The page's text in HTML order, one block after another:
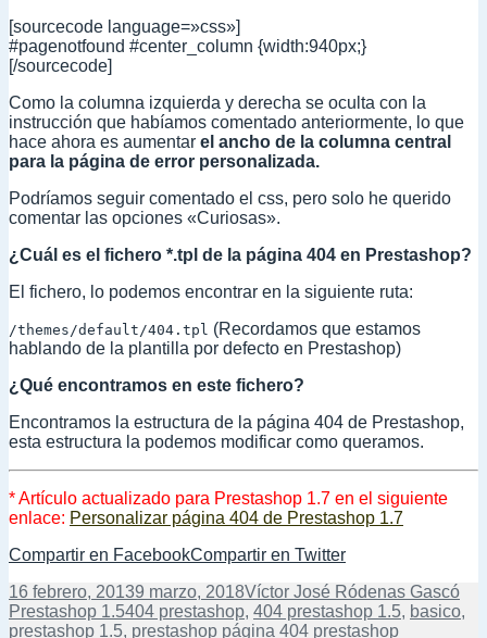
[sourcecode language=»css»]
#pagenotfound #center_column {width:940px;}
[/sourcecode]
Como la columna izquierda y derecha se oculta con la
instrucción que habíamos comentado anteriormente, lo que
hace ahora es aumentar el ancho de la columna central
para la página de error personalizada.
Podríamos seguir comentado el css, pero solo he querido
comentar las opciones «Curiosas».
¿Cuál es el fichero *.tpl de la página 404 en Prestashop?
El fichero, lo podemos encontrar en la siguiente ruta:
/themes/default/404.tpl (Recordamos que estamos
hablando de la plantilla por defecto en Prestashop)
¿Qué encontramos en este fichero?
Encontramos la estructura de la página 404 de Prestashop,
esta estructura la podemos modificar como queramos.
* Artículo actualizado para Prestashop 1.7 en el siguiente
enlace: Personalizar página 404 de Prestashop 1.7
Compartir en FacebookCompartir en Twitter
Publicado
el
16 febrero, 20139 marzo, 2018Autor
Víctor José Ródenas Gascó
Prestashop 1.5Etiquetas
404 prestashop, 404 prestashop 1.5, basico,
prestashop 1.5, prestashop página 404 prestashop